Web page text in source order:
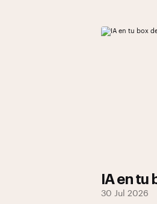
IA en tu
30 Jul 2026